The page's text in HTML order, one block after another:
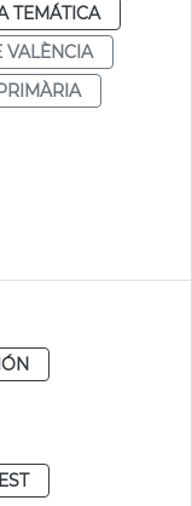
TEMÁTICA
VALÈNCIA